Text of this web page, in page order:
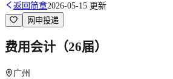
返回简章2026-05-15 更新
网申投递
费用会计（26届）
广州